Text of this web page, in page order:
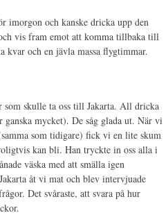
och kanske dricka upp den
vis fram emot att komma tillbaka till
kvar och en jävla massa flygtimmar.
skulle ta oss till Jakarta. All dricka
mycket). De såg glada ut. När vi
som tidigare) fick vi en lite skum
kan bli. Han tryckte in oss alla i
väska med att smälla igen
åt vi mat och blev intervjuade
Det svåraste, att svara på hur